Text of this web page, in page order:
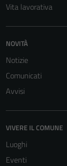
Vita lavorativa
NOVITÀ
Notizie
Comunicati
Avvisi
VIVERE IL COMUNE
Luoghi
Eventi